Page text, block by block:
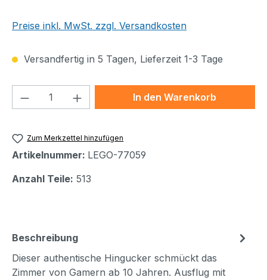
Preise inkl. MwSt. zzgl. Versandkosten
Versandfertig in 5 Tagen, Lieferzeit 1-3 Tage
Produkt Anzahl: Gib denIn den Warenkorb
Zum Merkzettel hinzufügen
Artikelnummer: LEGO-77059
Anzahl Teile: 513
Beschreibung
Dieser authentische Hingucker schmückt das
Zimmer von Gamern ab 10 Jahren. Ausflug mit